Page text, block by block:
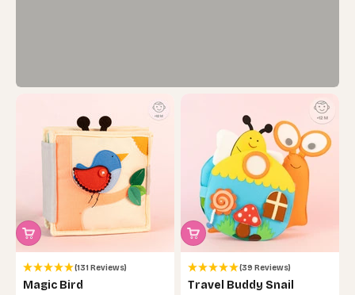
(131 Reviews)
Magic Bird
(39 Reviews)
Travel Buddy Snail